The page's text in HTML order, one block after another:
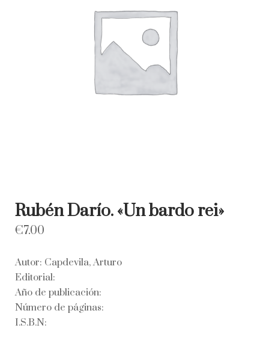
Rubén Darío. «Un bardo rei»
€7.00
Autor: Capdevila, Arturo
Editorial:
Año de publicación:
Número de páginas:
I.S.B.N: